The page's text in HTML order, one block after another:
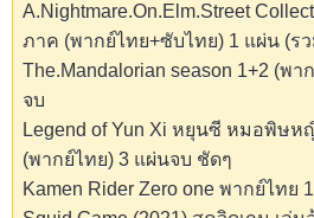
A.Nightmare.On.Elm.Street
ภาค (พากย์ไทย+ซับไทย) 1 แผ่น (ร
The.Mandalorian season 1+2 (พ
จบ
Legend of Yun Xi หยุนซี หมอพิษ
(พากย์ไทย) 3 แผ่นจบ ชัดๆ
Kamen Rider Zero one พากย์ไทย